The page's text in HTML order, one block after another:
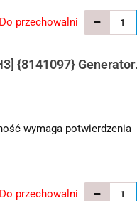
Do przechowalni
{8141097} Generator
wymaga potwierdzenia
Do przechowalni